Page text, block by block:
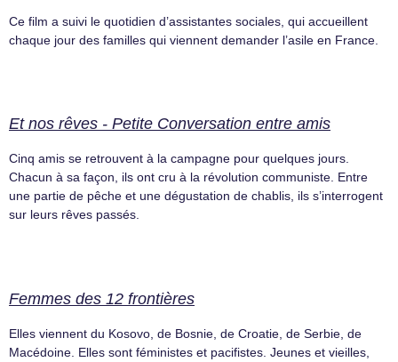
Ce film a suivi le quotidien d’assistantes sociales, qui accueillent
chaque jour des familles qui viennent demander l’asile en France.
Et nos rêves - Petite Conversation entre amis
Cinq amis se retrouvent à la campagne pour quelques jours.
Chacun à sa façon, ils ont cru à la révolution communiste. Entre
une partie de pêche et une dégustation de chablis, ils s’interrogent
sur leurs rêves passés.
Femmes des 12 frontières
Elles viennent du Kosovo, de Bosnie, de Croatie, de Serbie, de
Macédoine. Elles sont féministes et pacifistes. Jeunes et vieilles,